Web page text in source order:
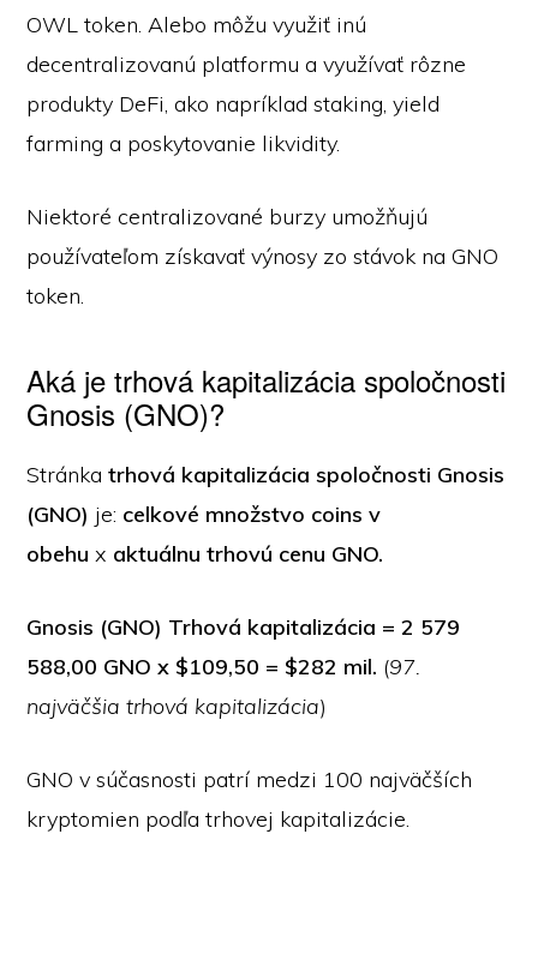
OWL token. Alebo môžu využiť inú
decentralizovanú platformu a využívať rôzne
produkty DeFi, ako napríklad staking, yield
farming a poskytovanie likvidity.
Niektoré centralizované burzy umožňujú
používateľom získavať výnosy zo stávok na GNO
token.
Aká je trhová kapitalizácia spoločnosti
Gnosis (GNO)?
Stránkatrhová kapitalizácia spoločnosti Gnosis
(GNO) je: celkové množstvo coins v
obehux aktuálnu trhovú cenu GNO.
Gnosis (GNO) Trhová kapitalizácia = 2 579
588,00 GNO x $109,50 = $282 mil. (97.
najväčšia trhová kapitalizácia)
GNO v súčasnosti patrí medzi 100 najväčších
kryptomien podľa trhovej kapitalizácie.